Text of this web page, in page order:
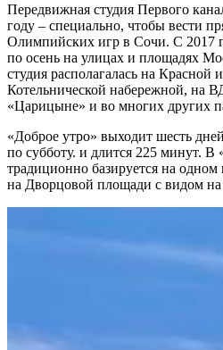
Передвижная студия Первого
году – специально, чтобы вести
Олимпийских игр в Сочи. С 2017
по осень на улицах и площадях
студия располагалась на
Котельнической набережной, на
«Царицыне» и во многих других
«Доброе утро» выходит шесть
по субботу. и длится 225 минут. В
традиционно базируется на
на Дворцовой площади с видом